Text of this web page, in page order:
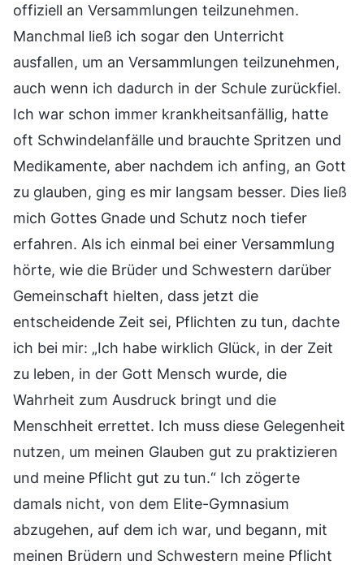
offiziell an Versammlungen teilzunehmen.
Manchmal ließ ich sogar den Unterricht
ausfallen, um an Versammlungen teilzunehmen,
auch wenn ich dadurch in der Schule zurückfiel.
Ich war schon immer krankheitsanfällig, hatte
oft Schwindelanfälle und brauchte Spritzen und
Medikamente, aber nachdem ich anfing, an Gott
zu glauben, ging es mir langsam besser. Dies ließ
mich Gottes Gnade und Schutz noch tiefer
erfahren. Als ich einmal bei einer Versammlung
hörte, wie die Brüder und Schwestern darüber
Gemeinschaft hielten, dass jetzt die
entscheidende Zeit sei, Pflichten zu tun, dachte
ich bei mir: „Ich habe wirklich Glück, in der Zeit
zu leben, in der Gott Mensch wurde, die
Wahrheit zum Ausdruck bringt und die
Menschheit errettet. Ich muss diese Gelegenheit
nutzen, um meinen Glauben gut zu praktizieren
und meine Pflicht gut zu tun.“ Ich zögerte
damals nicht, von dem Elite-Gymnasium
abzugehen, auf dem ich war, und begann, mit
meinen Brüdern und Schwestern meine Pflicht